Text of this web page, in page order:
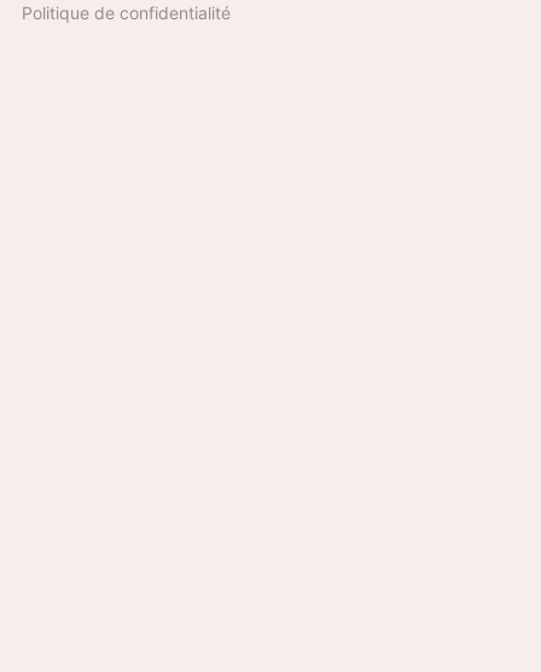
Politique de confidentialité